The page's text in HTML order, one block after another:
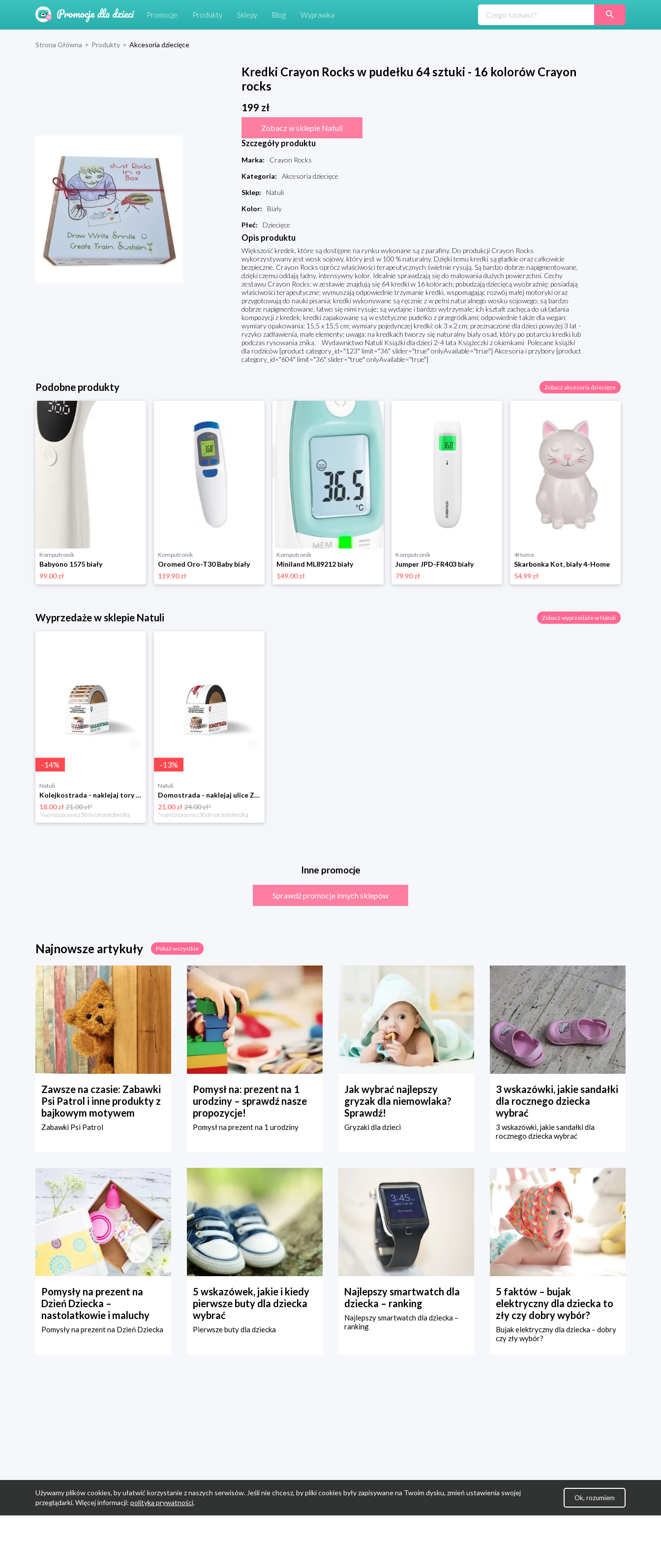
Promocje Produkty Sklepy Blog Wyprawka
Strona Główna > Produkty > Akcesoria dziecięce
Kredki Crayon Rocks w pudełku 64 sztuki - 16 kolorów Crayon
rocks
199 zł
Zobacz w sklepie Natuli
Szczegóły produktu
Marka:
Crayon Rocks
Kategoria:
Akcesoria dziecięce
Sklep:
Natuli
Kolor:
Biały
Płeć: Dziecięce
Opis produktu
Większość kredek, które są dostępne na rynku wykonane są z parafiny. Do produkcji Crayon Rocks
wykorzystywany jest wosk sojowy, który jest w 100 % naturalny. Dzięki temu kredki są gładkie oraz całkowicie
bezpieczne. Crayon Rocks oprócz właściwości terapeutycznych świetnie rysują. Są bardzo dobrze napigmentowane,
dzięki czemu oddają ładny, intensywny kolor. Idealnie sprawdzają się do malowania dużych powierzchni. Cechy
zestawu Crayon Rocks: w zestawie znajdują się 64 kredki w 16 kolorach; pobudzają dziecięcą wyobraźnię; posiadają
właściwości terapeutyczne; wymuszają odpowiednie trzymanie kredki, wspomagając rozwój małej motoryki oraz
przygotowują do nauki pisania; kredki wykonywane są ręcznie z w pełni naturalnego wosku sojowego; są bardzo
dobrze napigmentowane, łatwo się nimi rysuje; są wydajne i bardzo wytrzymałe; ich kształt zachęca do układania
kompozycji z kredek; kredki zapakowane są w estetyczne pudełko z przegródkami; odpowiednie także dla wegan;
wymiary opakowania: 15,5 x 15,5 cm; wymiary pojedynczej kredki: ok 3 x 2 cm; przeznaczone dla dzieci powyżej 3 lat -
ryzyko zadławienia, małe elementy; uwaga: na kredkach tworzy się naturalny biały osad, który po potarciu kredki lub
podczas rysowania znika. Wydawnictwo Natuli Książki dla dzieci 2-4 lata Książeczki z okienkami Polecane książki
dla rodziców [product category_id="123" limit="36" slider="true" onlyAvailable="true"] Akcesoria i przybory [product
category_id="604" limit="36" slider="true" onlyAvailable="true"]
Podobne produkty Zobacz akcesoria dziecięce
Komputronik
Babyono 1575 biały
99.00 zł
Komputronik
Oromed Oro-T30 Baby biały
119.90 zł
Komputronik
Miniland ML89212 biały
149.00 zł
Komputronik
Jumper JPD-FR403 biały
79.90 zł
4Home
Skarbonka Kot, biały 4-Home
54.99 zł
Wyprzedaże w sklepie Natuli Zobacz wyprzedaże w Natuli
-14%
Natuli
Kolejkostrada - naklejaj tory Zuzutoys
18.00 zł21.00 zł*
*najniższa cena z 30 dni przed obniżką
-13%
Natuli
Domostrada - naklejaj ulice Zuzutoys
21.00 zł24.00 zł*
*najniższa cena z 30 dni przed obniżką
Inne promocje
Sprawdź promocje innych sklepów
Najnowsze artykuły Pokaż wszystkie
Zawsze na czasie: Zabawki
Psi Patrol i inne produkty z
bajkowym motywem
Zabawki Psi Patrol
Pomysł na: prezent na 1
urodziny – sprawdź nasze
propozycje!
Pomysł na prezent na 1 urodziny
Jak wybrać najlepszy
gryzak dla niemowlaka?
Sprawdź!
Gryzaki dla dzieci
3 wskazówki, jakie sandałki
dla rocznego dziecka
wybrać
3 wskazówki, jakie sandałki dla
rocznego dziecka wybrać
Pomysły na prezent na
Dzień Dziecka –
nastolatkowie i maluchy
Pomysły na prezent na Dzień Dziecka
5 wskazówek, jakie i kiedy
pierwsze buty dla dziecka
wybrać
Pierwsze buty dla dziecka
Najlepszy smartwatch dla
dziecka – ranking
Najlepszy smartwatch dla dziecka –
ranking
5 faktów – bujak
elektryczny dla dziecka to
zły czy dobry wybór?
Bujak elektryczny dla dziecka – dobry
czy zły wybór?
Używamy plików cookies, by ułatwić korzystanie z naszych serwisów. Jeśli nie chcesz, by pliki cookies były zapisywane na Twoim dysku, zmień ustawienia swojej
przeglądarki. Więcej informacji: polityka prywatności.
Ok, rozumiem